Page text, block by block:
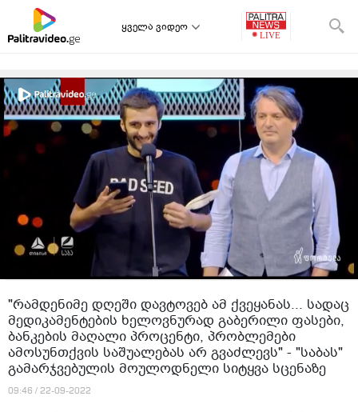
ყველა ვიდეო
"რამდენიმე დღეში დავტოვებ ამ ქვეყანას... სა­დაც
მე­დი­კა­მენ­ტე­ბის ხე­ლოვ­ნუ­რად გა­ბე­რი­ლი ფა­სე­ბი,
ბან­კე­ბის მა­ღა­ლი პრო­ცენ­ტი, პრობლემები
ამოსუნთქვის საშუალებას არ გვაძლევს" - "საბას"
გამარჯვებულის მოულოდნელი სიტყვა სცენაზე
09:46 / 22-09-2022